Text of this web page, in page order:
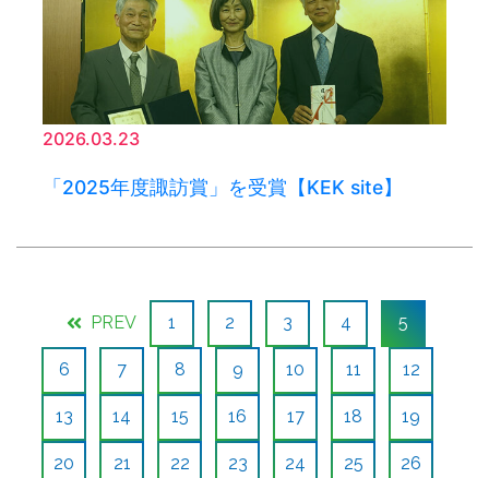
2026.03.23
「2025年度諏訪賞」を受賞【KEK site】
PREV 1 2 3 4 5
6 7 8 9 10 11 12
13 14 15 16 17 18 19
20 21 22 23 24 25 26